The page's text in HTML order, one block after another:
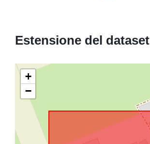
Estensione del dataset
+
−